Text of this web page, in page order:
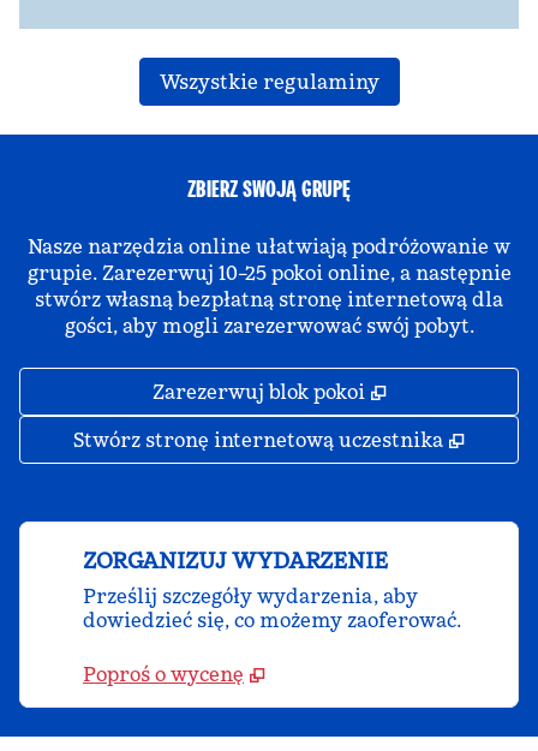
Wszystkie regulaminy
ZBIERZ SWOJĄ GRUPĘ
Nasze narzędzia online ułatwiają podróżowanie w
grupie. Zarezerwuj 10–25 pokoi online, a następnie
stwórz własną bezpłatną stronę internetową dla
gości, aby mogli zarezerwować swój pobyt.
Zarezerwuj blok pokoi ,
Stwórz stronę internetową uczestnika ,
ZORGANIZUJ WYDARZENIE
Prześlij szczegóły wydarzenia, aby
dowiedzieć się, co możemy zaoferować.
Poproś o wycenę